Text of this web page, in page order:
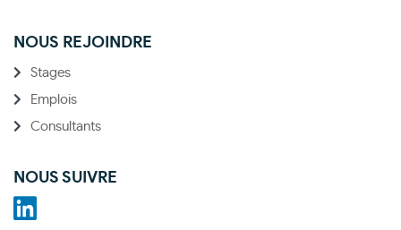
NOUS REJOINDRE
Stages
Emplois
Consultants
NOUS SUIVRE